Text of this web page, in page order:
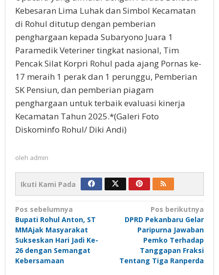
Kebesaran Lima Luhak dan Simbol Kecamatan
di Rohul ditutup dengan pemberian
penghargaan kepada Subaryono Juara 1
Paramedik Veteriner tingkat nasional, Tim
Pencak Silat Korpri Rohul pada ajang Pornas ke-
17 meraih 1 perak dan 1 perunggu, Pemberian
SK Pensiun, dan pemberian piagam
penghargaan untuk terbaik evaluasi kinerja
Kecamatan Tahun 2025.*(Galeri Foto
Diskominfo Rohul/ Diki Andi)
oleh admin
Ikuti Kami Pada
Navigasi
pos
Pos sebelumnya
Bupati Rohul Anton, ST
MMAjak Masyarakat
Sukseskan Hari Jadi Ke-
26 dengan Semangat
Kebersamaan
Pos berikutnya
DPRD Pekanbaru Gelar
Paripurna Jawaban
Pemko Terhadap
Tanggapan Fraksi
Tentang Tiga Ranperda